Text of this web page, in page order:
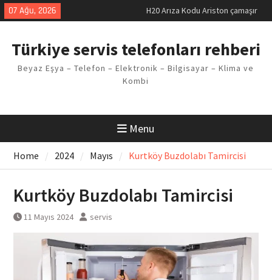
Skip
to
07 Ağu, 2026
H20 Arıza Kodu Ariston çamaşır
makinesi Sorunu
Arçelik buzdolabı F5 Hatası
Vaillant çamaşır makinesi E03
Arıza Kodu
Türkiye servis telefonları rehberi
Beyaz Eşya – Telefon – Elektronik – Bilgisayar – Klima ve
Kombi
Menu
Home 2024 Mayıs Kurtköy Buzdolabı Tamircisi
Kurtköy Buzdolabı Tamircisi
11 Mayıs 2024 servis